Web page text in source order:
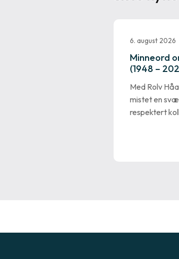
6. august 2026
Minneord
(1948 –
Med Rolv
mistet en
respektert